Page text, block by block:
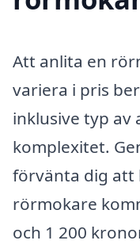
Att anlita en
variera i pris
inklusive typ av
komplexitet.
förvänta dig att
rörmokare
och 1 200